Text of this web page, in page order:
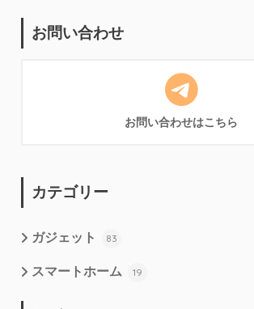
お問い合わせ
お問い合わせはこちら
カテゴリー
ガジェット 83
スマートホーム 19